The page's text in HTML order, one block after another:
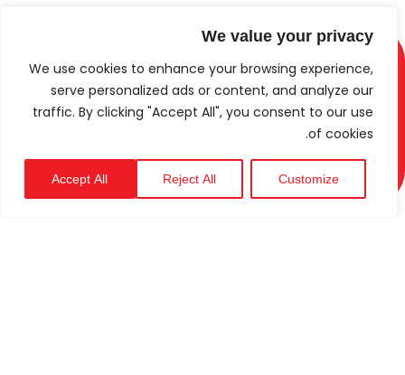
We value your privacy
We use cookies to enhance your browsing experience,
serve personalized ads or content, and analyze our
traffic. By clicking "Accept All", you consent to our use
of cookies.
Customize
Reject All
Accept All